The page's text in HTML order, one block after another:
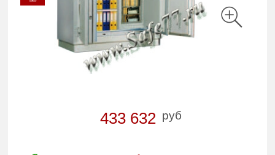
433 632 руб